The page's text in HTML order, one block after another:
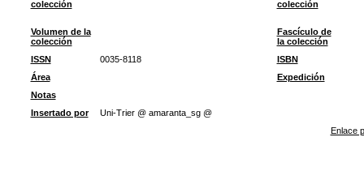
colección
colección
Volumen de la
colección
Fascículo de
la colección
ISSN
0035-8118
ISBN
Área
Expedición
Notas
Insertado por
Uni-Trier @ amaranta_sg @
Enlace